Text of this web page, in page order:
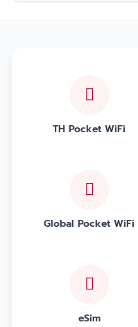
TH Pocket WiFi
Global Pocket WiFi
eSim